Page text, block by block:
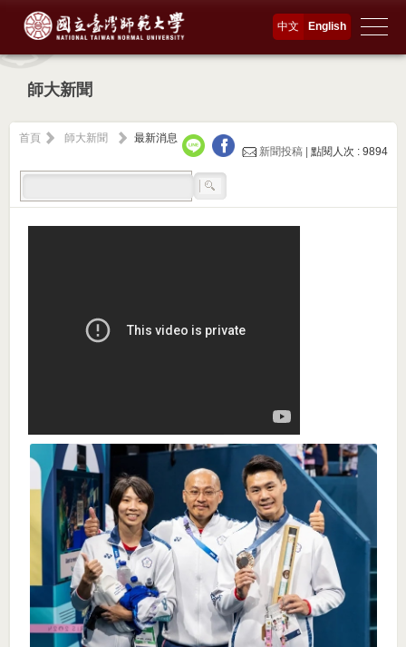
English
中文
師大新聞
首頁 師大新聞
最新消息
新聞投稿 |點閱人次 : 9894